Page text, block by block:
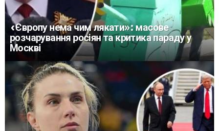
«Європу нема чим лякати»: масове
розчарування росіян та критика параду у
Москві